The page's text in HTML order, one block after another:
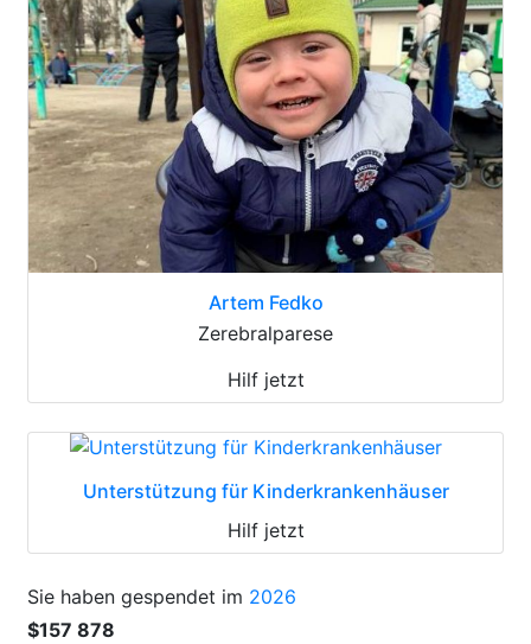
Artem Fedko
Zerebralparese
Hilf jetzt
Unterstützung für Kinderkrankenhäuser
Hilf jetzt
Sie haben gespendet im 2026
$157 878